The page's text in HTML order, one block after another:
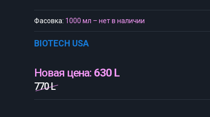
Фасовка: 1000 мл – нет в наличии
BIOTECH USA
Новая цена: 630 L
770 L